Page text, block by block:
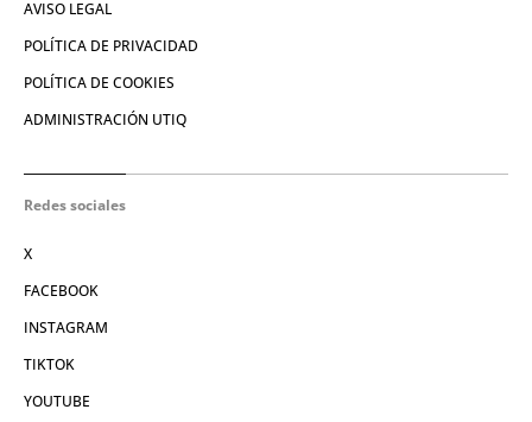
AVISO LEGAL
POLÍTICA DE PRIVACIDAD
POLÍTICA DE COOKIES
ADMINISTRACIÓN UTIQ
Redes sociales
X
FACEBOOK
INSTAGRAM
TIKTOK
YOUTUBE